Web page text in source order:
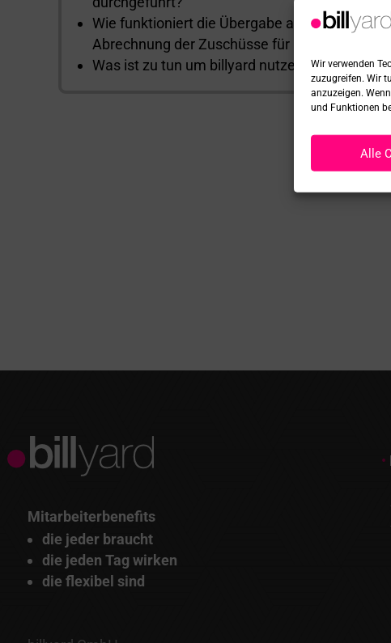
Wir verwenden
zuzugreifen. Wir
anzuzeigen.
und Funktionen
Alle
Wie funktioniert die Übergabe an Ihre
Abrechnung der Zuschüsse für Ihre
Was ist zu tun um billyard nutzen zu können?
Mitarbeiterbenefits
die jeder braucht
die jeden Tag wirken
die flexibel sind
•